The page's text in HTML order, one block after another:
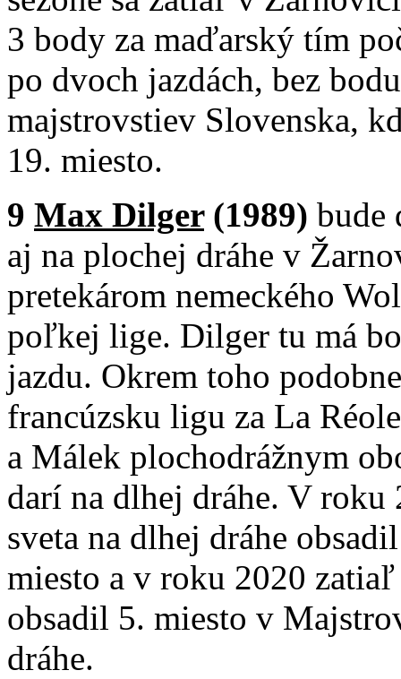
3 body za maďarský tím
po dvoch jazdách, bez
majstrovstiev Slovenska,
19. miesto.
9 Max Dilger(1989) bude
aj na plochej dráhe v
pretekárom nemeckého
poľkej lige. Dilger tu má
jazdu. Okrem toho
francúzsku ligu za La
a Málek plochodrážnym
darí na dlhej dráhe. V
sveta na dlhej dráhe
miesto a v roku 2020
obsadil 5. miesto v
dráhe.